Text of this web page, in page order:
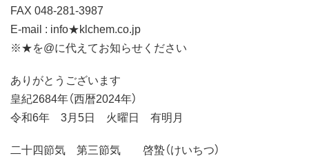
FAX 048-281-3987
E-mail : info★klchem.co.jp
※★を@に代えてお知らせください
ありがとうございます
皇紀2684年（西暦2024年）
令和6年 3月5日 火曜日 有明月
二十四節気 第三節気 啓蟄（けいちつ）